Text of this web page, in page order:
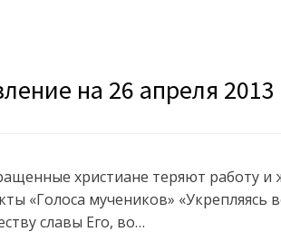
на 26 апреля 2013
христиане теряют работу и
«Голоса мучеников» «Укрепляясь
славы Его, во…